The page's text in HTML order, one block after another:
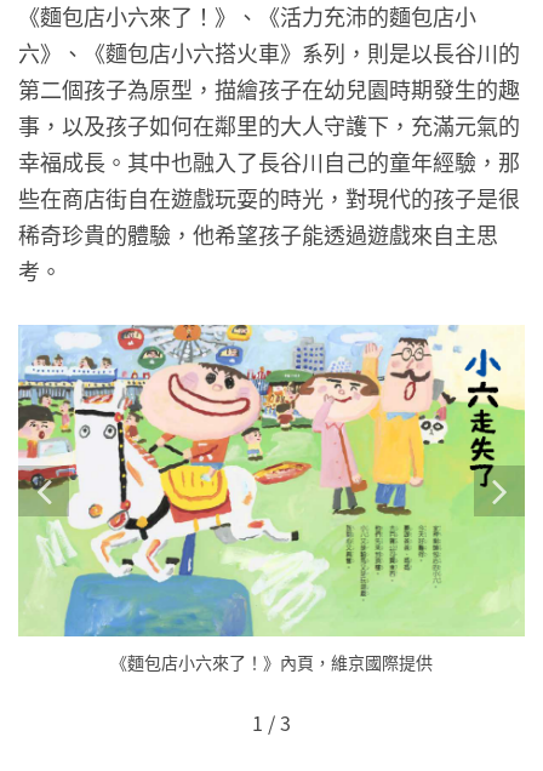
《麵包店小六來了！》、《活力充沛的麵包店小
六》、《麵包店小六搭火車》系列，則是以長谷川的
第二個孩子為原型，描繪孩子在幼兒園時期發生的趣
事，以及孩子如何在鄰里的大人守護下，充滿元氣的
幸福成長。其中也融入了長谷川自己的童年經驗，那
些在商店街自在遊戲玩耍的時光，對現代的孩子是很
稀奇珍貴的體驗，他希望孩子能透過遊戲來自主思
考。
《麵包店小六來了！》內頁，維京國際提供
1 /3